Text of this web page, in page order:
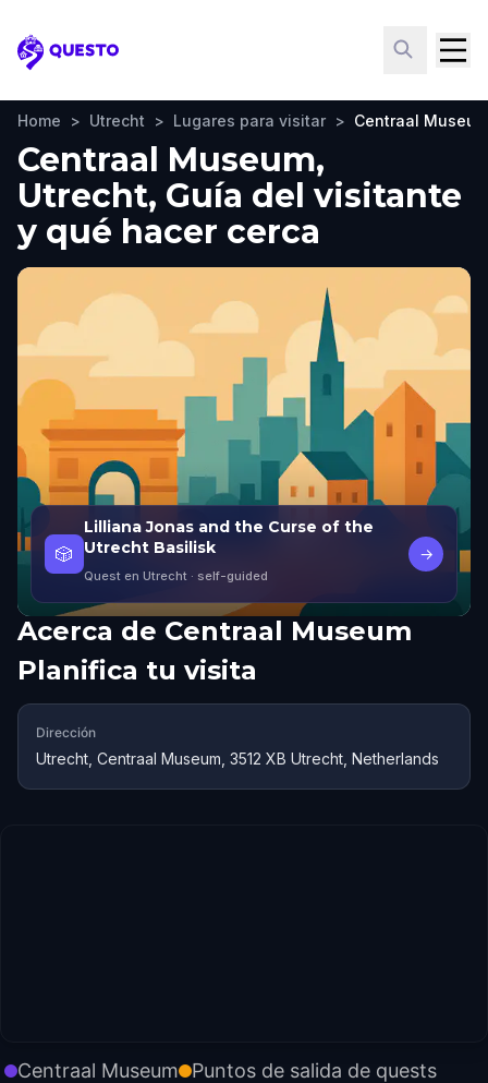
Questo
Home > Utrecht > Lugares para visitar > Centraal Museum
Centraal Museum,
Utrecht, Guía del visitante
y qué hacer cerca
🎲
Lilliana Jonas and the Curse of the
Utrecht Basilisk
Quest en Utrecht · self-guided
→
Acerca de Centraal Museum
Planifica tu visita
Dirección
Utrecht, Centraal Museum, 3512 XB Utrecht, Netherlands
Centraal Museum Puntos de salida de quests